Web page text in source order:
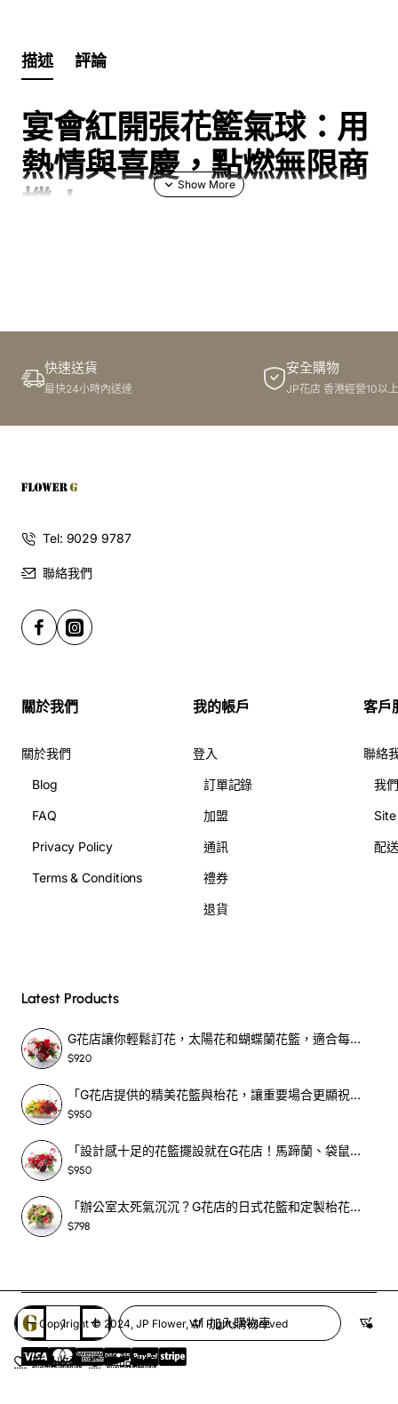
加入購物車
商品收藏 商品比較
描述 評論
宴會紅開張花籃氣球：用
熱情與喜慶，點燃無限商
機！
儀式增添無與倫比的視覺饗宴。無論是親朋好友的新店開
能讓對方感受到您的真摯情誼，並為其事業帶來蓬勃發展的
契機。
燒的火焰，點燃無限的商機與希望。紅色代表著熱情、喜慶
禮物，更是一份祝福、一份心意，以及對未來成功的無限期
我們的宴會紅開張花籃氣球組合，不僅僅是裝飾品，更是生
意興隆、財源廣進的幸運符。用熱情與喜慶，點燃無限商
為什麼選擇我們的宴會紅開張花籃氣球組合？
喜慶紅運，七款精選：
我們精心設計七款以紅色為主
調的開張花籃氣球組合，無論是典雅大方、熱情奔放、
嚴選花材，品質保證：
我們堅持選用最新鮮、高品質
讓您的花籃充滿喜慶與活力。
我們提供客製化服務，您可
務，讓您的祝福及時送達，為開幕儀式增添更多喜慶氛
宴會紅開張花籃氣球組合適用場合：
新店開幕：為您的親朋好友送上一份充滿祝福的開幕
禮物，祝賀生意興隆，財源廣進，開業大吉！
喬遷誌慶：為您的合作夥伴送上一份溫馨的喬遷禮
物，祝賀事業更上一層樓，步步高升！
多客戶的目光，增加商機！
公司週年慶：
現在就訂購我們的宴會紅開張花籃氣球組合，讓您的祝福乘
著氣球飛揚，為您的親朋好友帶來熱情、喜慶與無限商機！
(開店就像結婚，選對顏色，就能讓喜氣加倍！我們的紅色宴
快速送貨
最快24小時內送達
安全購物
JP花店 香港經營10以
Tel: 9029 9787
聯絡我們
關於我們
關於我們
Blog
FAQ
Privacy Policy
Terms & Conditions
我的帳戶
登入
訂單記錄
加盟
通訊
禮券
退貨
客戶
聯絡
我
配
Latest Products
G花店讓你輕鬆訂花，太陽花和蝴蝶蘭花籃，適合每個重要時刻！-SF390
$920
「G花店提供的精美花籃與枱花，讓重要場合更顯祝賀與喜悅，適合各種用場！」-SF398
$950
「設計感十足的花籃擺設就在G花店！馬蹄蘭、袋鼠爪、罌粟花，為你的重大場合增光添彩！」-SF209
$950
「辦公室太死氣沉沉？G花店的日式花籃和定製枱花，為你帶來新鮮感！」-SF465
$798
Copyright © 2024, JP Flower, All Rights Reserved